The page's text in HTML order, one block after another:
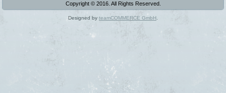
Copyright © 2016. All Rights Reserved.
Designed by teamCOMMERCE GmbH